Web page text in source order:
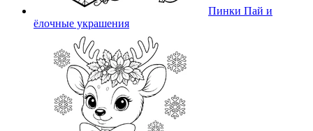
Пинки Пай и
ёлочные украшения